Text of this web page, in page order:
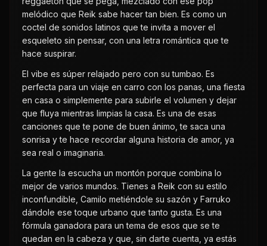
melódico que Reik sabe hacer tan bien. Es como un
coctel de sonidos latinos que te invita a mover el
esqueleto sin pensar, con una letra romántica que te
hace suspirar.
El vibe es súper relajado pero con su tumbao. Es
perfecta para un viaje en carro con los panas, una fiesta
en casa o simplemente para subirle el volumen y dejar
que fluya mientras limpias la casa. Es una de esas
canciones que te pone de buen ánimo, te saca una
sonrisa y te hace recordar alguna historia de amor, ya
sea real o imaginaria.
La gente la escucha un montón porque combina lo
mejor de varios mundos. Tienes a Reik con su estilo
inconfundible, Camilo metiéndole su sazón y Farruko
dándole ese toque urbano que tanto gusta. Es una
fórmula ganadora para un tema de esos que se te
quedan en la cabeza y que, sin darte cuenta, ya estás